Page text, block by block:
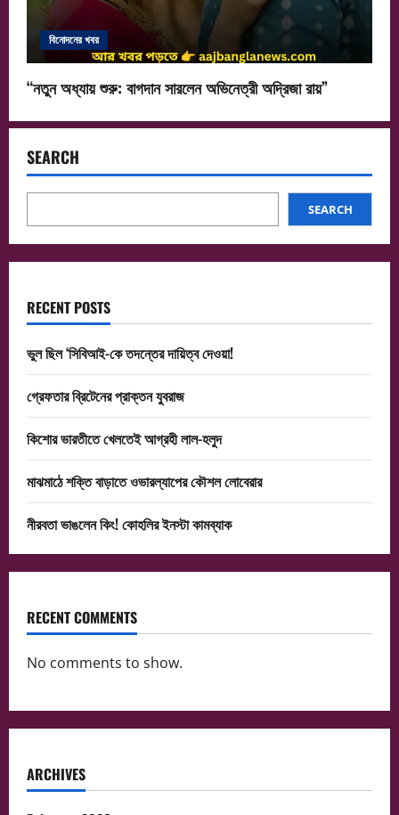
বিনোদনের খবর
“নতুন অধ্যায় শুরু: বাগদান সারলেন অভিনেত্রী অদ্রিজা রায়”
SEARCH
SEARCH
RECENT POSTS
ভুল ছিল ‘সিবিআই-কে তদন্তের দায়িত্ব দেওয়া!
গ্রেফতার ব্রিটেনের প্রাক্তন যুবরাজ
কিশোর ভারতীতে খেলতেই আগ্রহী লাল-হলুদ
মাঝমাঠে শক্তি বাড়াতে ওভারল্যাপের কৌশল লোবেরার
নীরবতা ভাঙলেন কিং! কোহলির ইনস্টা কামব্যাক
RECENT COMMENTS
No comments to show.
ARCHIVES